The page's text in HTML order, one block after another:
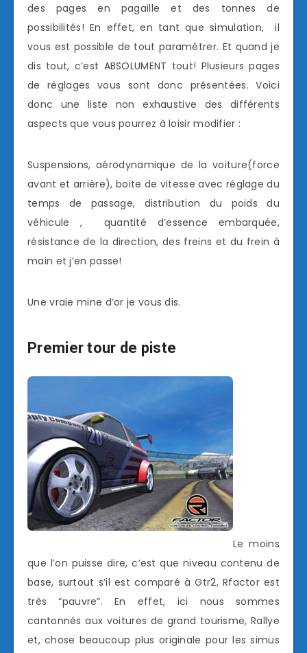
des pages en pagaille et des tonnes de
possibilités! En effet, en tant que simulation, il
vous est possible de tout paramétrer. Et quand je
dis tout, c’est ABSOLUMENT tout! Plusieurs pages
de réglages vous sont donc présentées. Voici
donc une liste non exhaustive des différents
aspects que vous pourrez à loisir modifier :
Suspensions, aérodynamique de la voiture(force
avant et arrière), boite de vitesse avec réglage du
temps de passage, distribution du poids du
véhicule , quantité d’essence embarquée,
résistance de la direction, des freins et du frein à
main et j’en passe!
Une vraie mine d’or je vous dis.
Premier tour de piste
Le moins
que l’on puisse dire, c’est que niveau contenu de
base, surtout s’il est comparé à Gtr2, Rfactor est
très “pauvre”. En effet, ici nous sommes
cantonnés aux voitures de grand tourisme, Rallye
et, chose beaucoup plus originale pour les simus